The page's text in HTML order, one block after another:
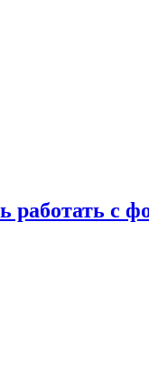
работать с